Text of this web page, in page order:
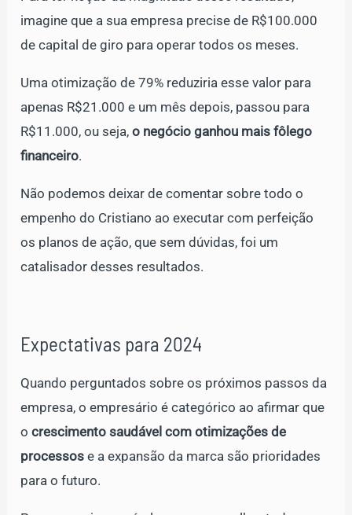
imagine que a sua empresa precise de R$100.000
de capital de giro para operar todos os meses.
Uma otimização de 79% reduziria esse valor para
apenas R$21.000 e um mês depois, passou para
R$11.000, ou seja,o negócio ganhou mais fôlego
financeiro.
Não podemos deixar de comentar sobre todo o
empenho do Cristiano ao executar com perfeição
os planos de ação, que sem dúvidas, foi um
catalisador desses resultados.
Expectativas para 2024
Quando perguntados sobre os próximos passos da
empresa, o empresário é categórico ao afirmar que
ocrescimento saudável com otimizações de
processos e a expansão da marca são prioridades
para o futuro.